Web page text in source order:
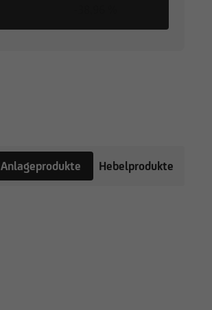
Anlageprodukte Hebelprodukte